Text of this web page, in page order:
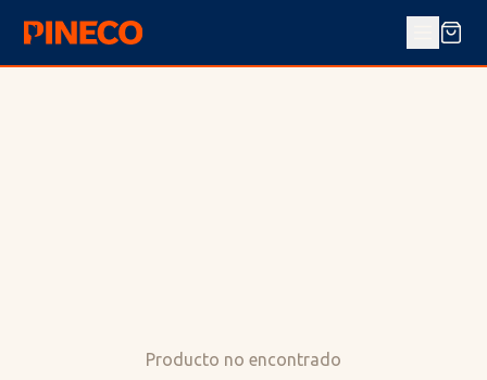
Producto no encontrado